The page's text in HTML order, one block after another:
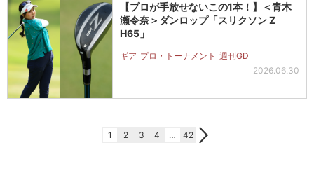
【プロが手放せないこの1本！】＜青木
瀬令奈＞ダンロップ「スリクソン Z
H65」
ギア プロ・トーナメント 週刊GD
2026.06.30
1 2 3 4 … 42